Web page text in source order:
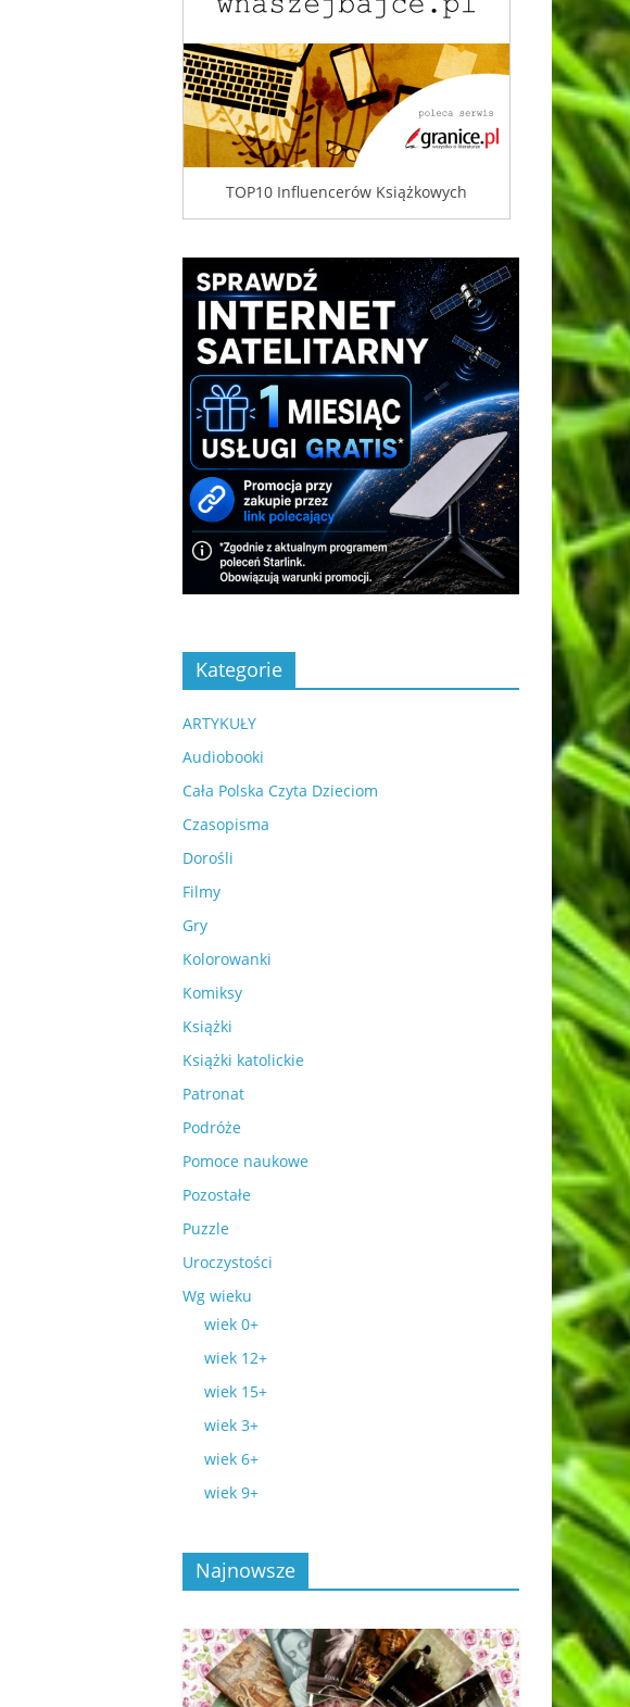
TOP10 Influencerów Książkowych
Kategorie
ARTYKUŁY
Audiobooki
Cała Polska Czyta Dzieciom
Czasopisma
Dorośli
Filmy
Gry
Kolorowanki
Komiksy
Książki
Książki katolickie
Patronat
Podróże
Pomoce naukowe
Pozostałe
Puzzle
Uroczystości
Wg wieku
wiek 0+
wiek 12+
wiek 15+
wiek 3+
wiek 6+
wiek 9+
Najnowsze